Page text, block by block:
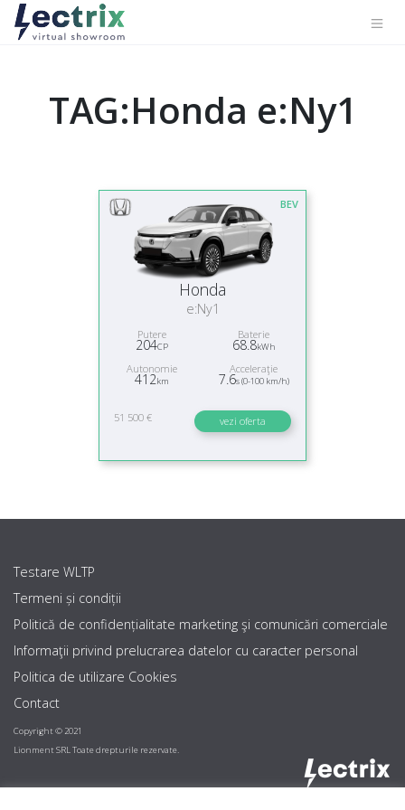
TAG:Honda e:Ny1
BEV
Honda
e:Ny1
Putere
204CP
Baterie
68.8kWh
Autonomie
412km
Acceleraţie
7.6s (0-100 km/h)
51 500 € vezi oferta
Testare WLTP
Termeni și condiții
Politică de confidențialitate marketing şi comunicări comerciale
Informaţii privind prelucrarea datelor cu caracter personal
Politica de utilizare Cookies
Contact
Copyright © 2021
Lionment SRL Toate drepturile rezervate.